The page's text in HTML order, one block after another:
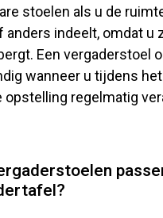
stoelen als u de
anders indeelt, omdat u
Een vergaderstoel
wanneer u tijdens
regelmatig